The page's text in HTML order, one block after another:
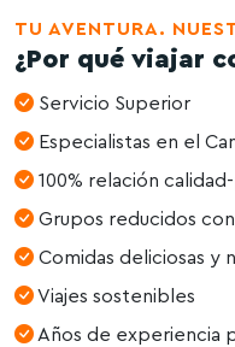
TU AVENTURA.
¿Por qué viajar
Servicio Superior
Especialistas en el
100% relación
Grupos reducidos
Comidas deliciosas y
Viajes sostenibles
Años de experiencia